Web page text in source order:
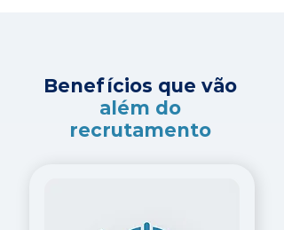
Benefícios que vão
além do
recrutamento